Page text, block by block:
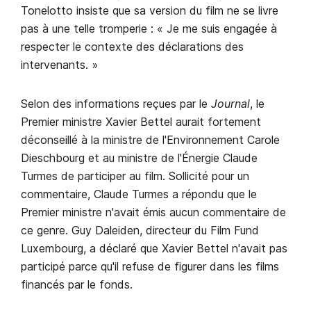
Tonelotto insiste que sa version du film ne se livre
pas à une telle tromperie : « Je me suis engagée à
respecter le contexte des déclarations des
intervenants. »
Selon des informations reçues par le Journal, le
Premier ministre Xavier Bettel aurait fortement
déconseillé à la ministre de l'Environnement Carole
Dieschbourg et au ministre de l'Énergie Claude
Turmes de participer au film. Sollicité pour un
commentaire, Claude Turmes a répondu que le
Premier ministre n'avait émis aucun commentaire de
ce genre. Guy Daleiden, directeur du Film Fund
Luxembourg, a déclaré que Xavier Bettel n'avait pas
participé parce qu'il refuse de figurer dans les films
financés par le fonds.